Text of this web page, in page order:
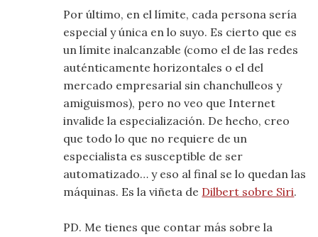
Por último, en el límite, cada persona sería
especial y única en lo suyo. Es cierto que es
un límite inalcanzable (como el de las redes
auténticamente horizontales o el del
mercado empresarial sin chanchulleos y
amiguismos), pero no veo que Internet
invalide la especialización. De hecho, creo
que todo lo que no requiere de un
especialista es susceptible de ser
automatizado… y eso al final se lo quedan las
máquinas. Es la viñeta de Dilbert sobre Siri.
PD. Me tienes que contar más sobre la